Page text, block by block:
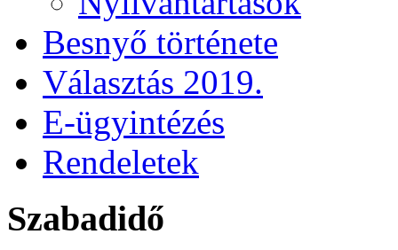
Besnyő története
Választás 2019.
E-ügyintézés
Rendeletek
Szabadidő